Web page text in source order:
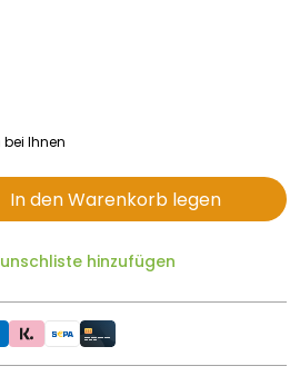
Ihnen
In den Warenkorb legen
hinzufügen